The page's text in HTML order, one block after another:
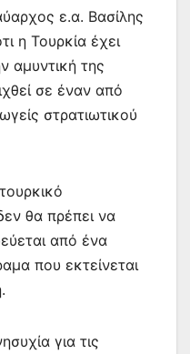
ε.α. Βασίλης
η Τουρκία έχει
αμυντική της
σε έναν από
στρατιωτικού
θα πρέπει να
από ένα
που εκτείνεται
για τις